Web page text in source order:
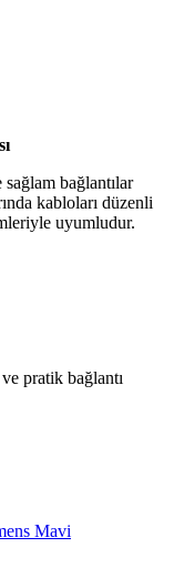
bağlantılar
kabloları düzenli
uyumludur.
pratik bağlantı
Mavi